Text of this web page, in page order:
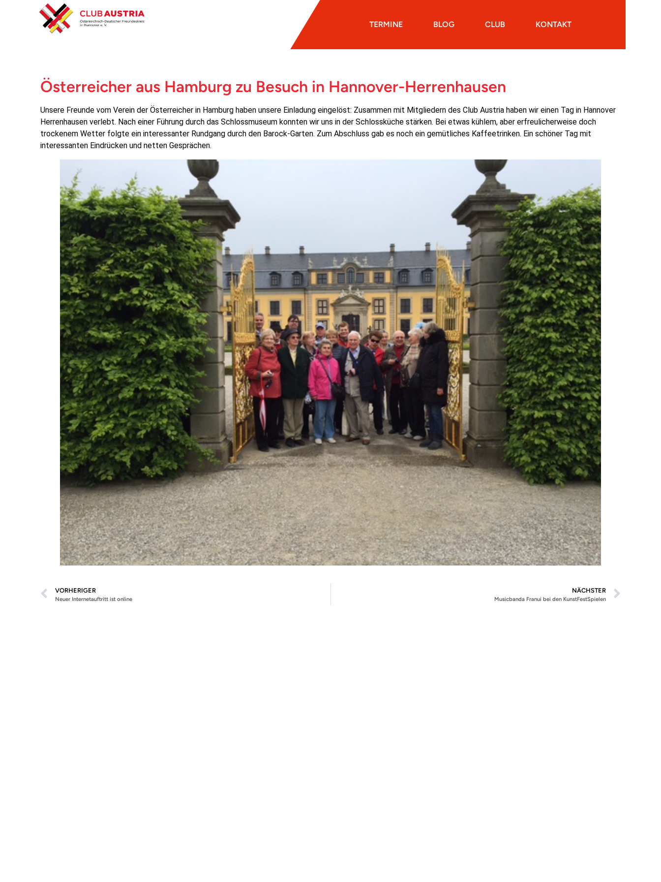
TERMINE BLOG CLUB KONTAKT
Österreicher aus Hamburg zu Besuch in Hannover-Herrenhausen
Unsere Freunde vom Verein der Österreicher in Hamburg haben unsere Einladung eingelöst: Zusammen mit Mitgliedern des Club Austria haben wir einen Tag in Hannover
Herrenhausen verlebt. Nach einer Führung durch das Schlossmuseum konnten wir uns in der Schlossküche stärken. Bei etwas kühlem, aber erfreulicherweise doch
trockenem Wetter folgte ein interessanter Rundgang durch den Barock-Garten. Zum Abschluss gab es noch ein gemütliches Kaffeetrinken. Ein schöner Tag mit
interessanten Eindrücken und netten Gesprächen.
VORHERIGER
Neuer Internetauftritt ist online
NÄCHSTER
Musicbanda Franui bei den KunstFestSpielen